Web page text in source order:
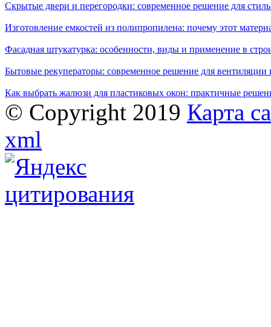
Скрытые двери и перегородки: современное решение для
Изготовление емкостей из полипропилена: почему этот
Фасадная штукатурка: особенности, виды и применение в
Бытовые рекуператоры: современное решение для вентиляции
Как выбрать жалюзи для пластиковых окон: практичные
© Copyright 2019 Карта
xml